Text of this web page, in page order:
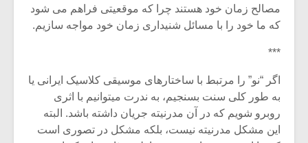
مصالح زمان خود هستند چرا که موقعیتی فراهم می شود
که ما خود را با مسائل شنیداری زمان خود مواجه سازیم.
***
اگر “نو” را مرتبط با ساختارهای موسیقی کلاسیک ایرانی یا
به طور کلی سنت بسنجیم، به ندرت میتوانیم با اثری
روبرو شویم که در آن مدرنیته جریان داشته باشد. البته
این مشکل مدرنیته نیست، بلکه مشکل در تصوری است